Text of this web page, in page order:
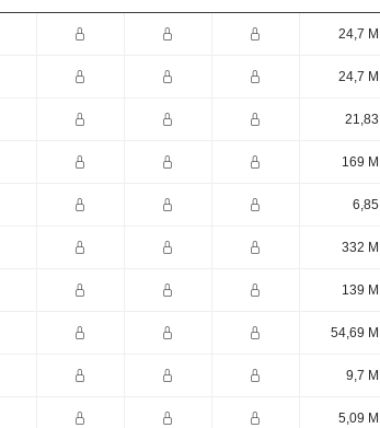
24,7 M
24,7 M
21,83
169 M
6,85
332 M
139 M
54,69 M
9,7 M
5,09 M